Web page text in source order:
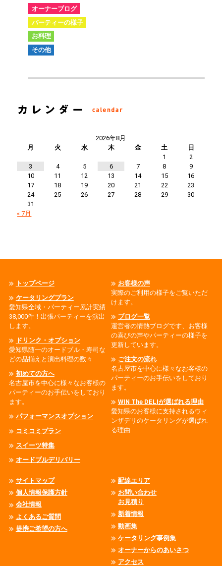
オーナーブログ
パーティーの様子
お料理
その他
2026年8月
月
火 水 木 金 土
日
1
2
3
4 5 6 7 8
9
10
11 12 13 14 15
16
17
18 19 20 21 22
23
24
25 26 27 28 29
30
31
« 7月
トップページ
ケータリングプラン
愛知県全域・パーティー累計実績
38,000件！出張パーティーを演出
します。
ドリンク・オプション
愛知県随一のオードブル・寿司な
どの品揃えと演出料理の数々
初めての方へ
名古屋市を中心に様々なお客様の
パーティーのお手伝いをしており
ます。
パフォーマンスオプション
コミコミプラン
スイーツ特集
オードブルデリバリー
お客様の声
実際のご利用の様子をご覧いただ
けます。
ブログ一覧
運営者の情熱ブログです、お客様
の喜びの声やパーティーの様子を
更新しています。
ご注文の流れ
名古屋市を中心に様々なお客様の
パーティーのお手伝いをしており
ます。
WIN The DELIが選ばれる理由
愛知県のお客様に支持されるウィ
ンザデリのケータリングが選ばれ
る理由
サイトマップ
個人情報保護方針
会社情報
よくあるご質問
提携ご希望の方へ
配達エリア
お問い合わせ
お見積り
新着情報
動画集
ケータリング事例集
オーナーからのあいさつ
アクセス